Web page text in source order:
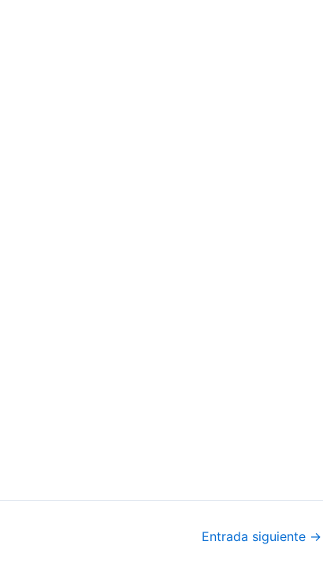
Entrada siguiente →